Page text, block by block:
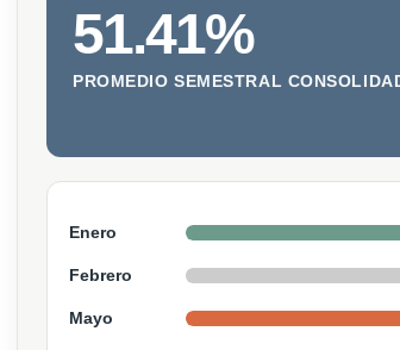
51.41%
PROMEDIO SEMESTRAL
Enero
Febrero
Mayo